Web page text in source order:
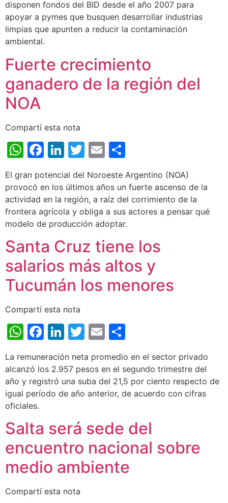
disponen fondos del BID desde el año 2007 para
apoyar a pymes que busquen desarrollar industrias
limpias que apunten a reducir la contaminación
ambiental.
Fuerte crecimiento
ganadero de la región del
NOA
Compartí esta nota
WhatsApp
Facebook
LinkedIn
Twitter
Email
El gran potencial del Noroeste Argentino (NOA)
provocó en los últimos años un fuerte ascenso de la
actividad en la región, a raíz del corrimiento de la
frontera agrícola y obliga a sus actores a pensar qué
modelo de producción adoptar.
Santa Cruz tiene los
salarios más altos y
Tucumán los menores
Compartí esta nota
WhatsApp
Facebook
LinkedIn
Twitter
Email
La remuneración neta promedio en el sector privado
alcanzó los 2.957 pesos en el segundo trimestre del
año y registró una suba del 21,5 por ciento respecto de
igual período de año anterior, de acuerdo con cifras
oficiales.
Salta será sede del
encuentro nacional sobre
medio ambiente
Compartí esta nota